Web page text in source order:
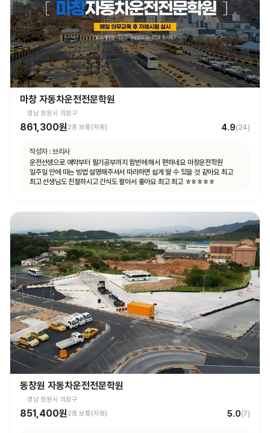
마창 자동차운전전문학원
경남 창원시 의창구
861,300원 2종 보통(자동) 4.9(24)
작성자 : 브리사
운전선생으로 예약부터 필기공부까지 함번에 해서 편하네요 마창운전학원
일주일 안에 따는 빙법 설명해주셔서 따라하면 쉽게 딸 수 있을 것 같아요 최고
최고 선생님도 친절하시고 간식도 팔아서 좋아요 최고 최고 ㅎㅎㅎㅎㅎ
동창원 자동차운전전문학원
경남 창원시 의창구
851,400원 2종 보통(자동) 5.0(7)